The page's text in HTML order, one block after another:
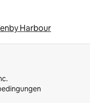
Harbour